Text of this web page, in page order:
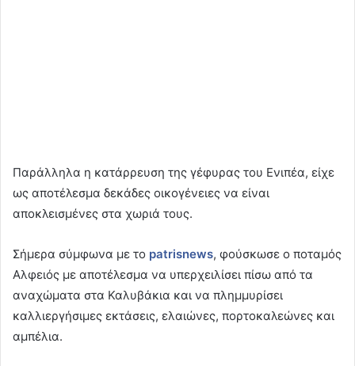
Παράλληλα η κατάρρευση της γέφυρας του Ενιπέα, είχε
ως αποτέλεσμα δεκάδες οικογένειες να είναι
αποκλεισμένες στα χωριά τους.
Σήμερα σύμφωνα με το patrisnews, φούσκωσε ο ποταμός
Αλφειός με αποτέλεσμα να υπερχειλίσει πίσω από τα
αναχώματα στα Καλυβάκια και να πλημμυρίσει
καλλιεργήσιμες εκτάσεις, ελαιώνες, πορτοκαλεώνες και
αμπέλια.